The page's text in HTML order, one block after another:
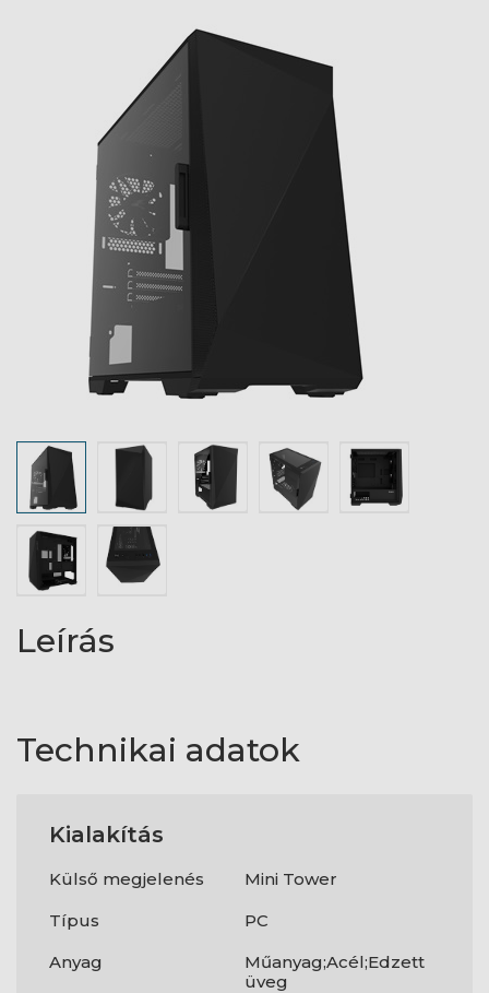
Leírás
Technikai adatok
Kialakítás
Külső megjelenés
Mini Tower
Típus
PC
Anyag
Műanyag;Acél;Edzett
üveg